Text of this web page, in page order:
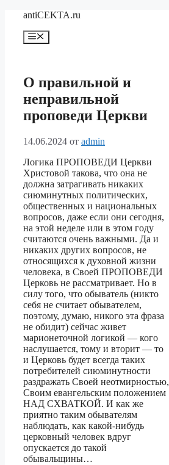
Перейти
содержимому
antiCEKTA.ru
Меню
О правильной и
неправильной
проповеди Церкви
14.06.2024 от admin
Логика ПРОПОВЕДИ Церкви
Христовой такова, что она не
должна затрагивать никаких
сиюминутных политических,
общественных и национальных
вопросов, даже если они сегодня,
на этой неделе или в этом году
считаются очень важными. Да и
никаких других вопросов, не
относящихся к духовной жизни
человека, в Своей ПРОПОВЕДИ
Церковь не рассматривает. Но в
силу того, что обыватель (никто
себя не считает обывателем,
поэтому, думаю, никого эта фраза
не обидит) сейчас живет
марионеточной логикой — кого
наслушается, тому и вторит — то
и Церковь будет всегда таких
потребителей сиюминутности
раздражать Своей неотмирностью,
Своим евангельским положением
НАД СХВАТКОЙ. И как же
приятно таким обывателям
наблюдать, как какой-нибудь
церковный человек вдруг
опускается до такой
обывальщины…